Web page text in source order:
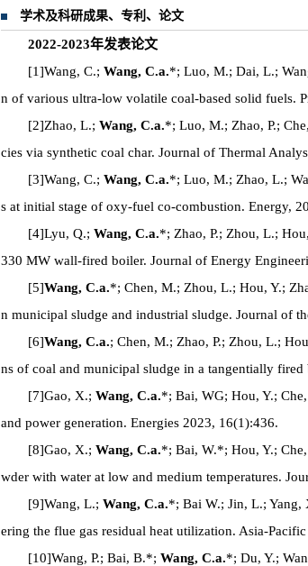
学术及科研成果、专利、论文
2022-2023年发表论文
[1]Wang, C.; Wang, C.a.*; Luo, M.; Dai, L.;
n of various ultra-low volatile coal-based solid fuels.
[2]Zhao, L.; Wang, C.a.*; Luo, M.; Zhao, P.;
cies via synthetic coal char. Journal of Thermal
[3]Wang, C.; Wang, C.a.*; Luo, M.; Zhao, L.;
s at initial stage of oxy-fuel co-combustion. Energy,
[4]Lyu, Q.; Wang, C.a.*; Zhao, P.; Zhou, L.;
330 MW wall-fired boiler. Journal of Energy
[5]Wang, C.a.*; Chen, M.; Zhou, L.; Hou, Y.;
n municipal sludge and industrial sludge. Journal of
[6]Wang, C.a.; Chen, M.; Zhao, P.; Zhou, L.;
ns of coal and municipal sludge in a tangentially
[7]Gao, X.; Wang, C.a.*; Bai, WG; Hou, Y.;
and power generation. Energies 2023, 16(1):436.
[8]Gao, X.; Wang, C.a.*; Bai, W.*; Hou, Y.;
wder with water at low and medium temperatures.
[9]Wang, L.; Wang, C.a.*; Bai W.; Jin, L.;
ering the flue gas residual heat utilization. Asia-
[10]Wang, P.; Bai, B.*; Wang, C.a.*; Du, Y.;